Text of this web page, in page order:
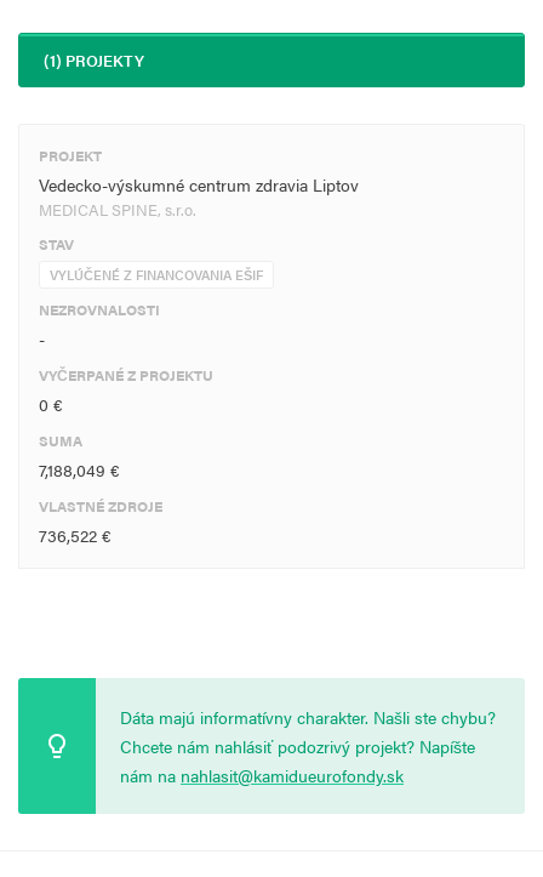
(1) PROJEKTY
PROJEKT
Vedecko-výskumné centrum zdravia Liptov
MEDICAL SPINE, s.r.o.
STAV
VYLÚČENÉ Z FINANCOVANIA EŠIF
NEZROVNALOSTI
-
VYČERPANÉ Z PROJEKTU
0 €
SUMA
7,188,049 €
VLASTNÉ ZDROJE
736,522 €
Dáta majú informatívny charakter. Našli ste chybu?
Chcete nám nahlásiť podozrivý projekt? Napíšte
nám na nahlasit@kamidueurofondy.sk